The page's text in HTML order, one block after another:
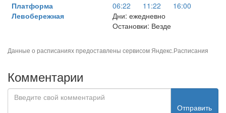
Платформа
Левобережная
06:22 11:22
16:00
Дни: ежедневно
Остановки: Везде
Данные о расписаниях предоставлены сервисом Яндекс.Расписания
Комментарии
Отправить